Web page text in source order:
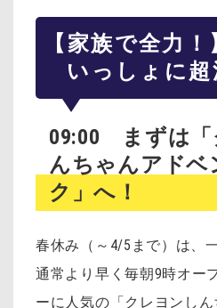
【家族で全力
いっしょに超
09:00 まずは「
んちゃんアドベ
ク」へ！
春休み（～4/5まで）は、
通常より早く毎朝9時オー
ーに人気の「クレヨンし